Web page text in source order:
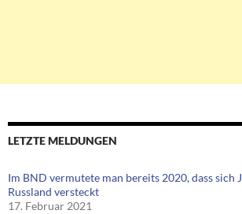
LETZTE MELDUNGEN
Im BND vermutete man bereits 2020, dass sich
Russland versteckt
17. Februar 2021